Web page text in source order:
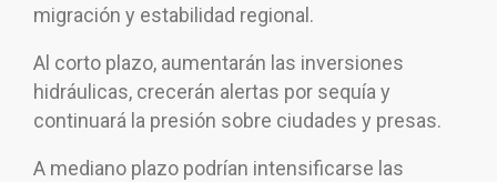
migración y estabilidad regional.
Al corto plazo, aumentarán las inversiones
hidráulicas, crecerán alertas por sequía y
continuará la presión sobre ciudades y presas.
A mediano plazo podrían intensificarse las